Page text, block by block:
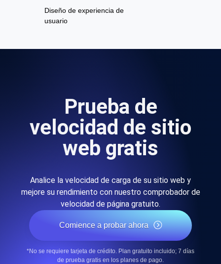
Diseño de experiencia de
usuario
Prueba de
velocidad de sitio
web gratis
Analice la velocidad de carga de su sitio web y
mejore su rendimiento con nuestro comprobador de
velocidad de página gratuito.
Comience a probar ahora
*No se requiere tarjeta de crédito. Plan gratuito incluido; 7 días
de prueba gratis en los planes de pago.